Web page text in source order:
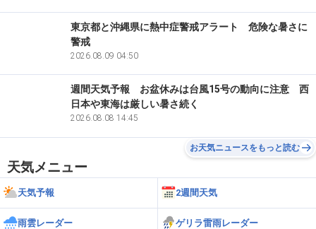
東京都と沖縄県に熱中症警戒アラート 危険な暑さに
警戒
2026.08.09 04:50
週間天気予報 お盆休みは台風15号の動向に注意 西
日本や東海は厳しい暑さ続く
2026.08.08 14:45
お天気ニュースをもっと読む
天気メニュー
天気予報 2週間天気
雨雲レーダー ゲリラ雷雨レーダー